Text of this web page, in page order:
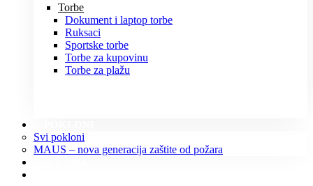
Torbe
Dokument i laptop torbe
Ruksaci
Sportske torbe
Torbe za kupovinu
Torbe za plažu
Svi pokloni
MAUS – nova generacija zaštite od požara